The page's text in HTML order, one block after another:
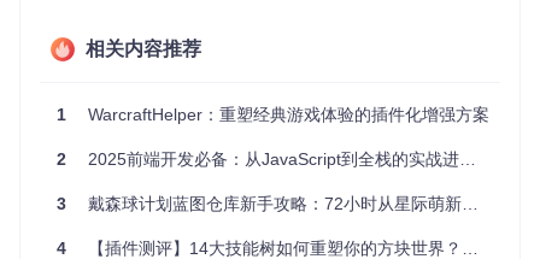
前端开发中，交互组件是提升用户体验的关键。本项目将从零
// 组件状态管理核心逻辑
constructor(element, options = {}) {
相关内容推荐
1 WarcraftHelper：重塑经典游戏体验的插件化增强方案
2 2025前端开发必备：从JavaScript到全栈的实战进阶指南
3 戴森球计划蓝图仓库新手攻略：72小时从星际萌新到工厂大亨
4 【插件测评】14大技能树如何重塑你的方块世界？——mcMMO全方位玩法解析